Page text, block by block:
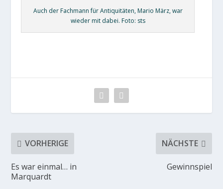
Auch der Fachmann für Antiquitäten, Mario März, war
wieder mit dabei. Foto: sts
VORHERIGE
Es war einmal… in
Marquardt
NÄCHSTE
Gewinnspiel